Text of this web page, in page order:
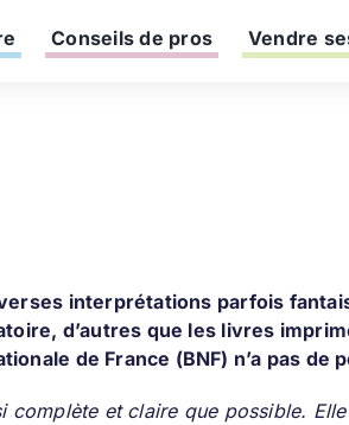
Conseils de pros Vendre
interprétations parfois
d’autres que les livres
de France (BNF) n’a pas
complète et claire que possible.